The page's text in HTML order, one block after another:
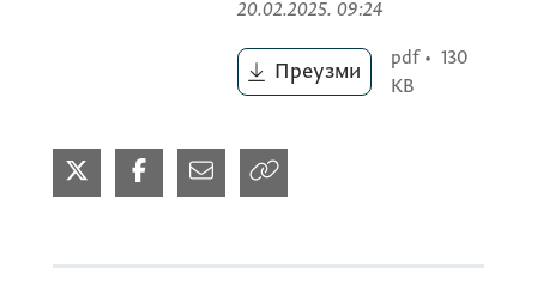
20.02.2025. 09:24
Преузми
pdf • 130
KB